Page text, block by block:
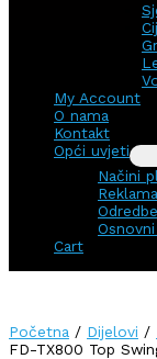
My Account
O nama
Kontakt
Opći uvjeti
Načini
Cart
Početna / Dijelovi /
FD-TX800 Top